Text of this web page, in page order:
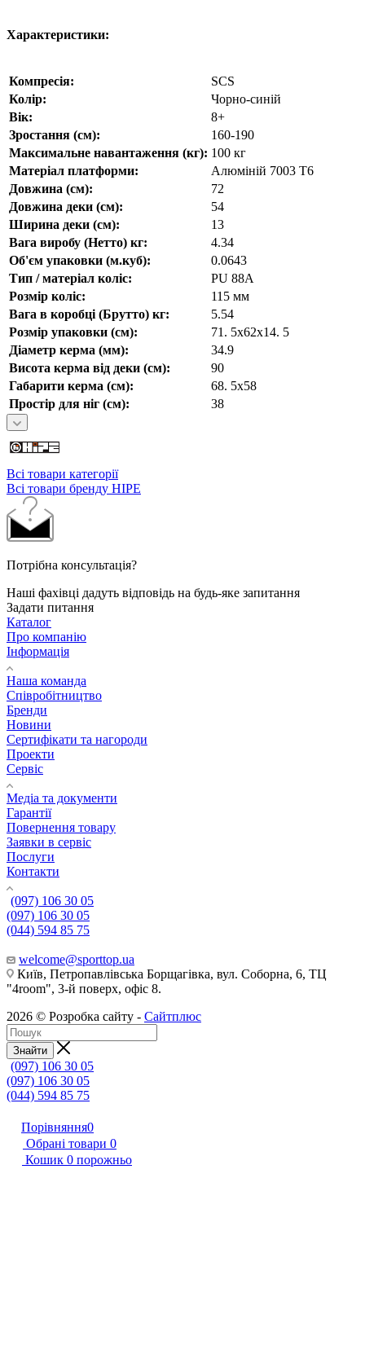
Характеристики:
Компресія:
SCS
Колір:
Чорно-синій
Вік:
8+
Зростання (см):
160-190
Максимальне навантаження (кг): 100 кг
Матеріал платформи:
Алюміній 7003 T6
Довжина (см):
72
Довжина деки (см):
54
Ширина деки (см):
13
Вага виробу (Нетто) кг:
4.34
Об'єм упаковки (м.куб):
0.0643
Тип / матеріал коліс:
PU 88A
Розмір коліс:
115 мм
Вага в коробці (Брутто) кг:
5.54
Розмір упаковки (см):
71. 5х62х14. 5
Діаметр керма (мм):
34.9
Висота керма від деки (см):
90
Габарити керма (см):
68. 5х58
Простір для ніг (см):
38
Всі товари категорії
Всі товари бренду HIPE
Потрібна консультація?
Наші фахівці дадуть відповідь на будь-яке запитання
Задати питання
Каталог
Про компанію
Інформація
Наша команда
Співробітництво
Бренди
Новини
Сертифікати та нагороди
Проекти
Сервіс
Медіа та документи
Гарантії
Повернення товару
Заявки в сервіс
Послуги
Контакти
(097) 106 30 05
(097) 106 30 05
(044) 594 85 75
welcome@sporttop.ua
Київ, Петропавлівська Борщагівка, вул. Соборна, 6, ТЦ
"4room", 3-й поверх, офіс 8.
2026 © Розробка сайту - Сайтплюс
Знайти
(097) 106 30 05
(097) 106 30 05
(044) 594 85 75
Порівняння0
Обрані товари 0
Кошик 0 порожньо